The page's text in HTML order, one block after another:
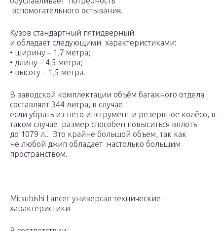
вспомогательного остывания.
Кузов стандартный пятидверный
и обладает следующими характеристиками:
• ширину – 1,7 метра;
• длину – 4,5 метра;
• высоту – 1,5 метра.
В заводской комплектации объём багажного отдела
составляет 344 литра, в случае
если убрать из него инструмент и резервное колёсо, в
таком случае размер способен повыситься вплоть
до 1079 л.. Это крайне большой объем, так как
не любой джип обладает настолько большим
пространством.
Mitsubishi Lancer универсал технические
характеристики